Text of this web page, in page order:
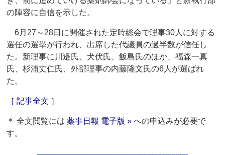
の陣容に自信を示した。
6月27～28日に開催された定時総会で理事30人に対する
選任の選挙が行われ、出席した代議員の過半数が信任し
た。新理事に川邉氏、犬伏氏、飯島氏のほか、福森一真
氏、杉浦丈仁氏、外部理事の内藤隆文氏の6人が選ばれ
た。
［ 記事全文 ］
＊ 全文閲覧には薬事日報 電子版 » への申込みが必要で
す。